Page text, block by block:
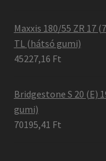
Maxxis 180/55 ZR 17
TL (hátsó gumi)
45227,16 Ft
Bridgestone S 20 (E)
gumi)
70195,41 Ft